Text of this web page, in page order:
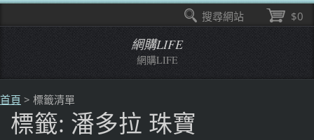
網購LIFE
網購LIFE
首頁 > 標籤清單
標籤: 潘多拉 珠寶
$0
搜尋網站